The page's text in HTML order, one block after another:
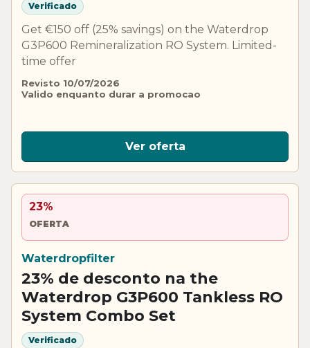
Verificado
Get €150 off (25% savings) on the Waterdrop
G3P600 Remineralization RO System. Limited-
time offer
Revisto 10/07/2026
Valido enquanto durar a promocao
Ver oferta
23%
OFERTA
Waterdropfilter
23% de desconto na the
Waterdrop G3P600 Tankless RO
System Combo Set
Verificado